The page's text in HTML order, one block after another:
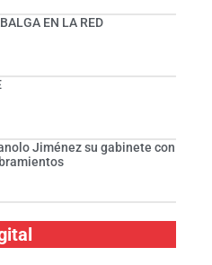
EN LA RED
Jiménez su gabinete con